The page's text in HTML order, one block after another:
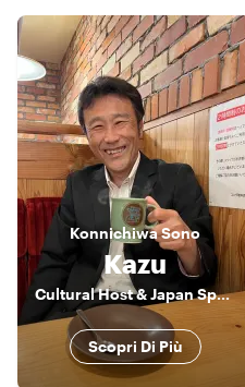
KonnichiwaSono
Kazu
Cultural Host & Japan Specialist | Kyoto & Osaka
Scopri Di Più